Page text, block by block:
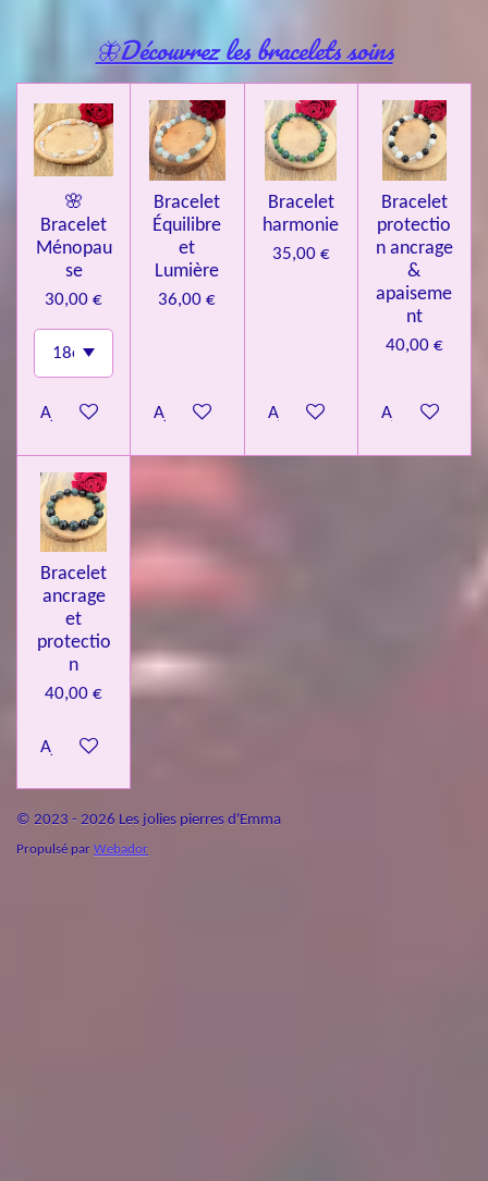
🦋Découvrez les bracelets soins
🌸
Bracelet
Ménopau
se
30,00 €
Ajouter au panier
Bracelet
Équilibre
et
Lumière
36,00 €
Ajouter au panier
Bracelet
harmonie
35,00 €
Ajouter au panier
Bracelet
protectio
n ancrage
&
apaiseme
nt
40,00 €
Ajouter au
Bracelet
ancrage
et
protectio
n
40,00 €
Ajouter au panier
© 2023 - 2026 Les jolies pierres d'Emma
Propulsé par Webador